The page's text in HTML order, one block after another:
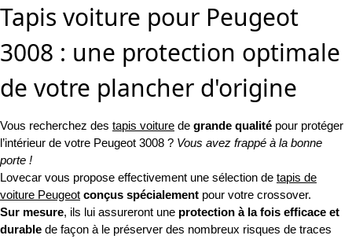
Tapis voiture pour Peugeot
3008 : une protection optimale
de votre plancher d'origine
Vous recherchez des tapis voiture de grande qualité pour protéger
l’intérieur de votre Peugeot 3008 ? Vous avez frappé à la bonne
porte !
Lovecar vous propose effectivement une sélection de tapis de
voiture Peugeot conçus spécialement pour votre crossover.
Sur mesure, ils lui assureront une protection à la fois efficace et
durable de façon à le préserver des nombreux risques de traces